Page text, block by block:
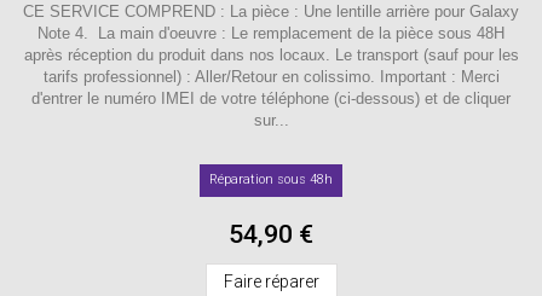
CE SERVICE COMPREND : La pièce : Une lentille arrière pour Galaxy
Note 4. La main d'oeuvre : Le remplacement de la pièce sous 48H
après réception du produit dans nos locaux. Le transport (sauf pour les
tarifs professionnel) : Aller/Retour en colissimo. Important : Merci
d'entrer le numéro IMEI de votre téléphone (ci-dessous) et de cliquer
sur...
Réparation sous 48h
54,90 €
Faire réparer